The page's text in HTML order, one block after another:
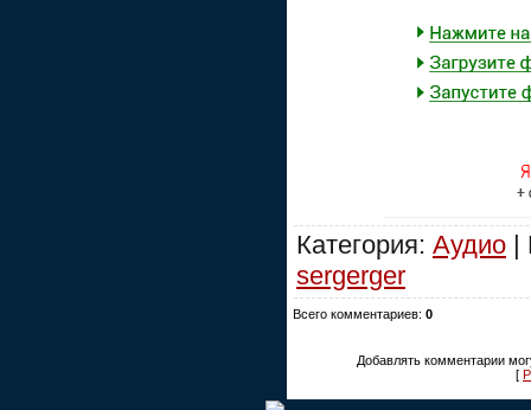
Категория: Аудио |
sergerger
Всего комментариев: 0
Добавлять комментарии
[